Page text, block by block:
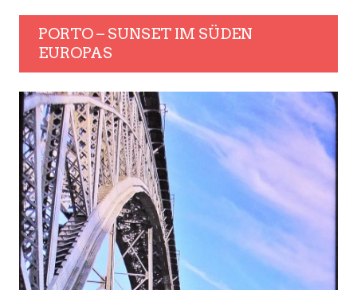
PORTO – SUNSET IM SÜDEN
EUROPAS